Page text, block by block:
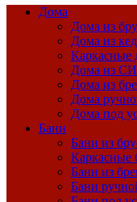
Дома
Дома из
Дома из
Каркасные
Дома из
Дома из
Дома
Дома под
Бани
Бани из
Каркасные
Бани из
Бани